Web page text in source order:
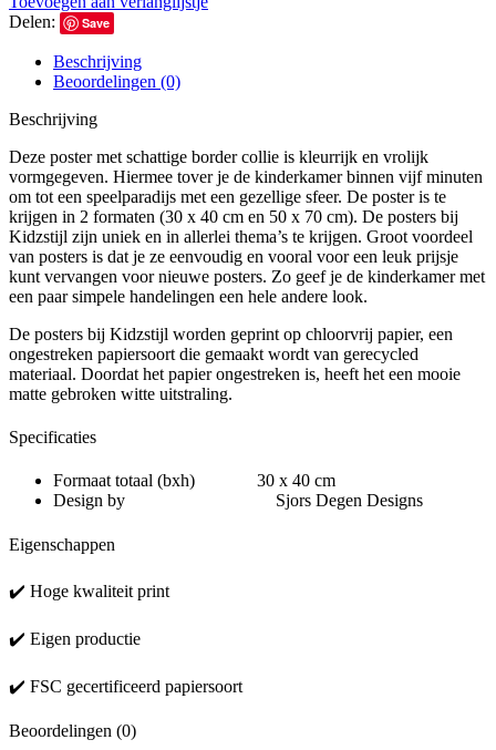
Delen:
Save
Beschrijving
Beoordelingen (0)
Beschrijving
Deze poster met schattige border collie is kleurrijk en vrolijk
vormgegeven. Hiermee tover je de kinderkamer binnen vijf minuten
om tot een speelparadijs met een gezellige sfeer. De poster is te
krijgen in 2 formaten (30 x 40 cm en 50 x 70 cm). De posters bij
Kidzstijl zijn uniek en in allerlei thema’s te krijgen. Groot voordeel
van posters is dat je ze eenvoudig en vooral voor een leuk prijsje
kunt vervangen voor nieuwe posters. Zo geef je de kinderkamer met
een paar simpele handelingen een hele andere look.
De posters bij Kidzstijl worden geprint op chloorvrij papier, een
ongestreken papiersoort die gemaakt wordt van gerecycled
materiaal. Doordat het papier ongestreken is, heeft het een mooie
matte gebroken witte uitstraling.
Specificaties
Formaat totaal (bxh) 30 x 40 cm
Design by Sjors Degen Designs
Eigenschappen
✔️ Hoge kwaliteit print
✔️ Eigen productie
✔️ FSC gecertificeerd papiersoort
Beoordelingen (0)